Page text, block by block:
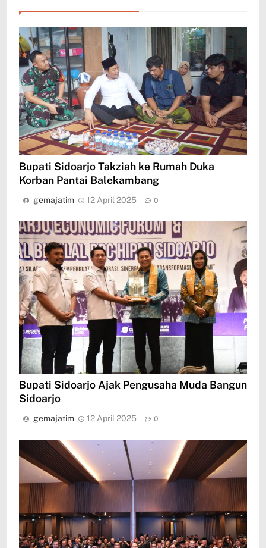
Bupati Sidoarjo Takziah ke Rumah Duka
Korban Pantai Balekambang
gemajatim 12 April 2025 0
Bupati Sidoarjo Ajak Pengusaha Muda Bangun
Sidoarjo
gemajatim 12 April 2025 0